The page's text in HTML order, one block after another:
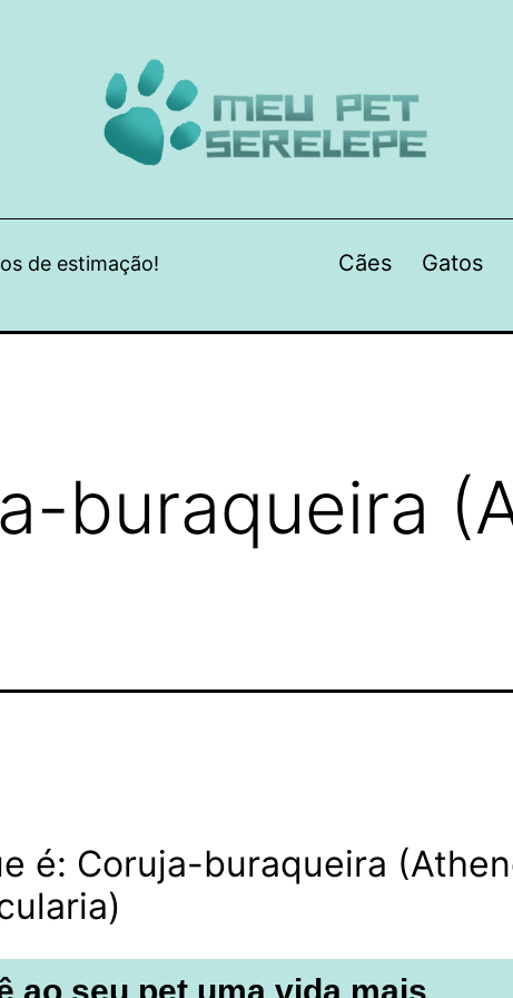
de estimação! Cães Gatos
buraqueira
é: Coruja-buraqueira